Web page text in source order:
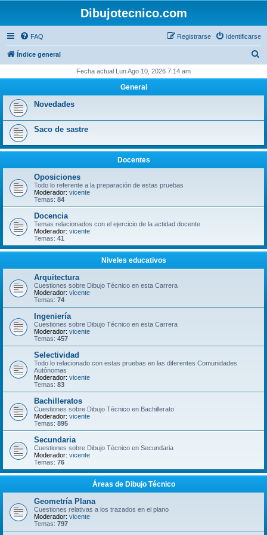
Dibujotecnico.com
FAQ Identificarse
Registrarse
Índice general
c
Fecha actual Lun Ago 10, 2026 7:14 am
General
Novedades
Saco de sastre
Docentes
Oposiciones
Todo lo referente a la preparación de estas pruebas
Moderador: vicente
Temas: 84
Docencia
Temas relacionados con el ejercicio de la actidad docente
Moderador: vicente
Temas: 41
Niveles educativos
Arquitectura
Cuestiones sobre Dibujo Técnico en esta Carrera
Moderador: vicente
Temas: 74
Ingeniería
Cuestiones sobre Dibujo Técnico en esta Carrera
Moderador: vicente
Temas: 457
Selectividad
Todo lo relacionado con estas pruebas en las diferentes Comunidades
Autónomas
Moderador: vicente
Temas: 83
Bachilleratos
Cuestiones sobre Dibujo Técnico en Bachillerato
Moderador: vicente
Temas: 895
Secundaria
Cuestiones sobre Dibujo Técnico en Secundaria
Moderador: vicente
Temas: 76
Áreas de Dibujo Técnico
Geometría Plana
Cuestiones relativas a los trazados en el plano
Moderador: vicente
Temas: 797